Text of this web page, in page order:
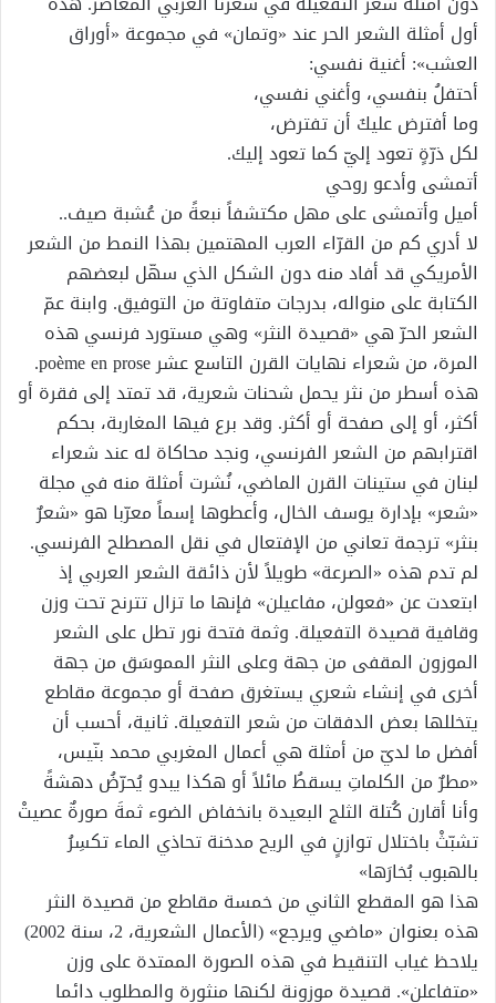
أول أمثلة الشعر الحر عند «وتمان» في مجموعة «أوراق
العشب»: أغنية نفسي:
أحتفلُ بنفسي، وأغني نفسي،
وما أفترض عليكَ أن تفترض،
لكل ذرّةٍ تعود إليّ كما تعود إليك.
أتمشى وأدعو روحي
أميل وأتمشى على مهل مكتشفاً نبعةً من عُشبة صيف..
لا أدري كم من القرّاء العرب المهتمين بهذا النمط من الشعر
الأمريكي قد أفاد منه دون الشكل الذي سهّل لبعضهم
الكتابة على منواله، بدرجات متفاوتة من التوفيق. وابنة عمّ
الشعر الحرّ هي «قصيدة النثر» وهي مستورد فرنسي هذه
المرة، من شعراء نهايات القرن التاسع عشر poème en prose.
هذه أسطر من نثر يحمل شحنات شعرية، قد تمتد إلى فقرة أو
أكثر، أو إلى صفحة أو أكثر. وقد برع فيها المغاربة، بحكم
اقترابهم من الشعر الفرنسي، ونجد محاكاة له عند شعراء
لبنان في ستينات القرن الماضي، نُشرت أمثلة منه في مجلة
«شعر» بإدارة يوسف الخال، وأعطوها إسماً معرّبا هو «شعرٌ
بنثر» ترجمة تعاني من الإفتعال في نقل المصطلح الفرنسي.
لم تدم هذه «الصرعة» طويلاً لأن ذائقة الشعر العربي إذ
ابتعدت عن «فعولن، مفاعيلن» فإنها ما تزال تترنح تحت وزن
وقافية قصيدة التفعيلة. وثمة فتحة نور تطل على الشعر
الموزون المقفى من جهة وعلى النثر المموسَق من جهة
أخرى في إنشاء شعري يستغرق صفحة أو مجموعة مقاطع
يتخللها بعض الدفقات من شعر التفعيلة. ثانية، أحسب أن
أفضل ما لديّ من أمثلة هي أعمال المغربي محمد بنّيس،
«مطرٌ من الكلماتِ يسقطُ مائلاً أو هكذا يبدو يُحرّضُ دهشةً
وأنا أقارن كُتلة الثلج البعيدة بانخفاض الضوء ثمةَ صورةٌ عصيتْ
تشبّثْ باختلال توازنٍ في الريح مدخنة تحاذي الماء تكسِرُ
بالهبوب بُخارَها»
هذا هو المقطع الثاني من خمسة مقاطع من قصيدة النثر
هذه بعنوان «ماضي ويرجع» (الأعمال الشعرية، 2، سنة 2002)
يلاحظ غياب التنقيط في هذه الصورة الممتدة على وزن
«متفاعلن». قصيدة موزونة لكنها منثورة والمطلوب دائما